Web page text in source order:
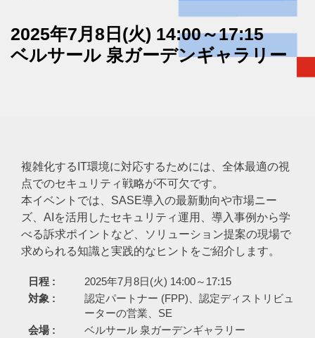
2025年7月8日(火) 14:00～17:15
ベルサール 泉ガーデンギャラリー
複雑化するIT環境に対応するためには、全体最適の視
点でのセキュリティ戦略が不可欠です。
本イベントでは、SASE導入の最新動向や市場ニー
ズ、AIを活用したセキュリティ運用、導入事例から学
べる訴求ポイントなど、ソリューション提案の現場で
求められる知識と実践的なヒントをご紹介します。
日程 :
2025年7月8日(火) 14:00～17:15
対象 :
認定パートナー (FPP)、認定ディストリビュ
ーターの営業、SE
会場 :
ベルサール 泉ガーデンギャラリー